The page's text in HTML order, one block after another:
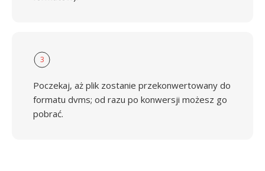
3
Poczekaj, aż plik zostanie przekonwertowany do
formatu dvms; od razu po konwersji możesz go
pobrać.